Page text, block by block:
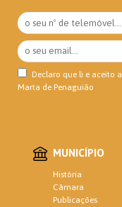
Declaro que li e aceito a
Marta de Penaguião
MUNICÍPIO
História
Câmara
Publicações